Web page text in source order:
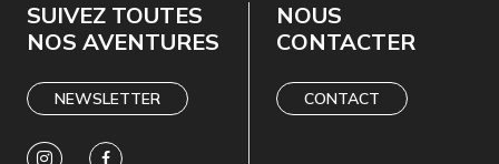
SUIVEZ TOUTES
NOS AVENTURES
NEWSLETTER
NOUS
CONTACTER
CONTACT